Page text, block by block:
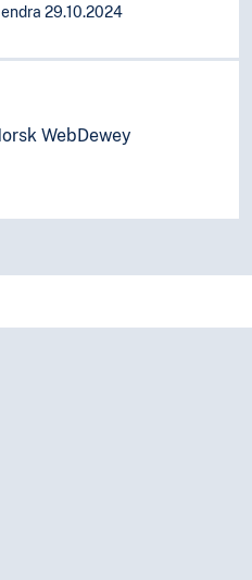
29.10.2024
WebDewey